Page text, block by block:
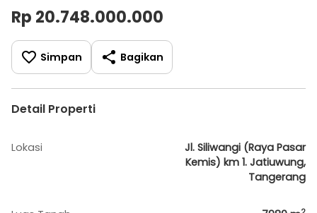
Rp 20.748.000.000
Simpan Bagikan
Detail Properti
Lokasi
Jl. Siliwangi (Raya Pasar
Kemis) km 1. Jatiuwung,
Tangerang